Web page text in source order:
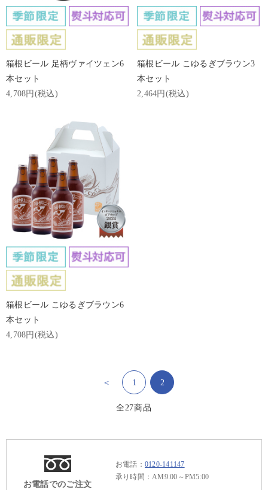
箱根ビール 足柄ヴァイツェン6
本セット
4,708円(税込)
箱根ビール こゆるぎブラウン3
本セット
2,464円(税込)
箱根ビール こゆるぎブラウン6
本セット
4,708円(税込)
＜ 1 2
全27商品
お電話でのご注文
お電話： 0120-141147
承り時間：AM9:00～PM5:00